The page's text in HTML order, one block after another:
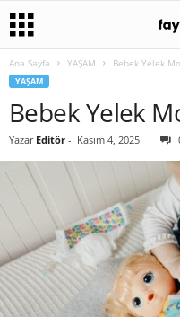
Ana Sayfa YAŞAM Bebek Yelek
YAŞAM
Bebek Yelek
Yazar Editör - Kasım 4, 2025